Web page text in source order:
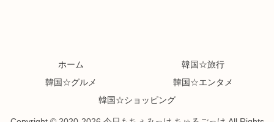
ホーム
韓国☆旅行
韓国☆グルメ
韓国☆エンタメ
韓国☆ショッピング